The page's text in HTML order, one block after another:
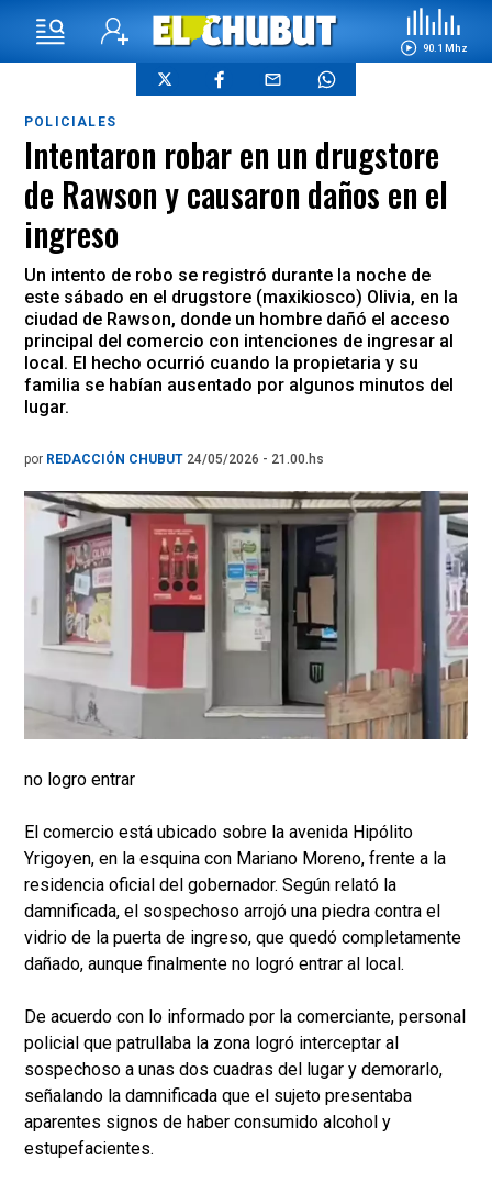
90.1 Mhz
POLICIALES
Intentaron robar en un drugstore
de Rawson y causaron daños en el
ingreso
Un intento de robo se registró durante la noche de
este sábado en el drugstore (maxikiosco) Olivia, en la
ciudad de Rawson, donde un hombre dañó el acceso
principal del comercio con intenciones de ingresar al
local. El hecho ocurrió cuando la propietaria y su
familia se habían ausentado por algunos minutos del
lugar.
por REDACCIÓN CHUBUT 24/05/2026 - 21.00.hs
no logro entrar
El comercio está ubicado sobre la avenida Hipólito
Yrigoyen, en la esquina con Mariano Moreno, frente a la
residencia oficial del gobernador. Según relató la
damnificada, el sospechoso arrojó una piedra contra el
vidrio de la puerta de ingreso, que quedó completamente
dañado, aunque finalmente no logró entrar al local.
De acuerdo con lo informado por la comerciante, personal
policial que patrullaba la zona logró interceptar al
sospechoso a unas dos cuadras del lugar y demorarlo,
señalando la damnificada que el sujeto presentaba
aparentes signos de haber consumido alcohol y
estupefacientes.